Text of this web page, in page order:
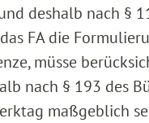
deshalb nach § 11
FA die
müsse
nach § 193 des
maßgeblich